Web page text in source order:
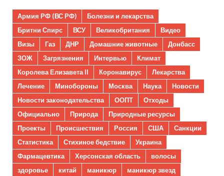
Армия РФ (ВС РФ)
Болезни и лекарства
Бритни Спирс
ВСУ Великобритания
Видео
Визы
Газ ДНР Домашние животные
Донбасс
ЗОЖ
Загрязнения Интервью
Климат
Королева Елизавета II
Коронавирус
Лекарства
Лечение
Минобороны Москва Наука
Новости
Новости законодательства
ООПТ
Отходы
Официально
Природа
Природные ресурсы
Проекты
Происшествия Россия США
Санкции
Статистика
Стихиное бедствие
Украина
Фармацевтика
Херсонская область
волосы
здоровье
китай маникюр
маникюр звезд